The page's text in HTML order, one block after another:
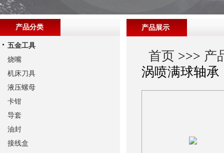
产品展示
首页 >>> 产
涡喷满球轴承
产品分类
五金工具
烧嘴
机床刀具
液压螺母
卡钳
导套
油封
接线盒